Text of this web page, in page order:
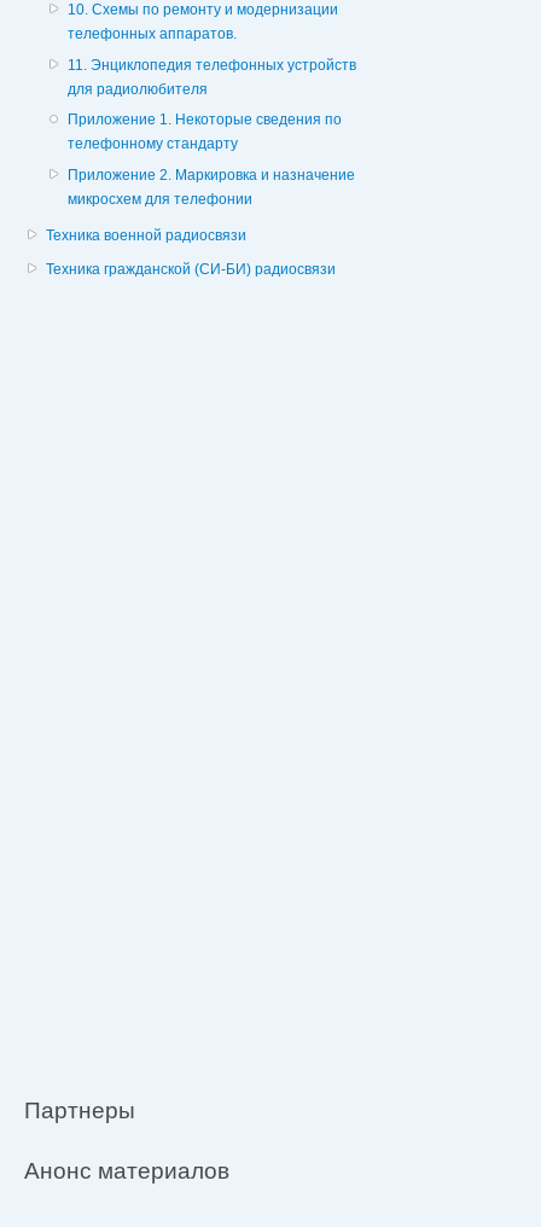
10. Схемы по ремонту и модернизации
телефонных аппаратов.
11. Энциклопедия телефонных устройств
для радиолюбителя
Приложение 1. Некоторые сведения по
телефонному стандарту
Приложение 2. Маркировка и назначение
микросхем для телефонии
Техника военной радиосвязи
Техника гражданской (СИ-БИ) радиосвязи
Партнеры
Анонс материалов